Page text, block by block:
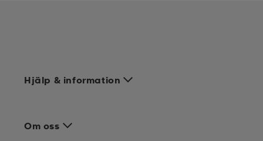
Hjälp & information
Om oss